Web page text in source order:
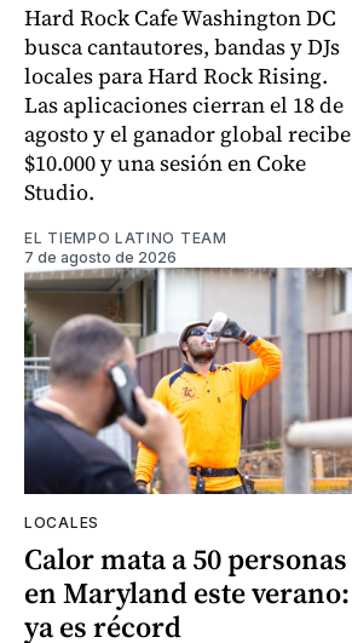
Hard Rock Cafe Washington DC
busca cantautores, bandas y DJs
locales para Hard Rock Rising.
Las aplicaciones cierran el 18 de
agosto y el ganador global recibe
$10.000 y una sesión en Coke
Studio.
EL TIEMPO LATINO TEAM
7 de agosto de 2026
LOCALES
Calor mata a 50 personas
en Maryland este verano:
ya es récord